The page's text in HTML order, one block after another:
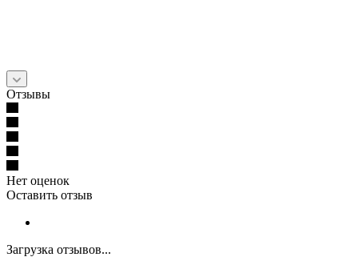
Отзывы
Нет оценок
Оставить отзыв
Загрузка отзывов...